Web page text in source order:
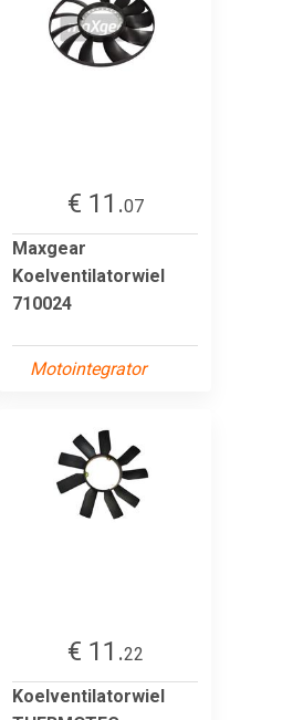
€ 11.07
Maxgear
Koelventilatorwiel
710024
Motointegrator
€ 11.22
Koelventilatorwiel